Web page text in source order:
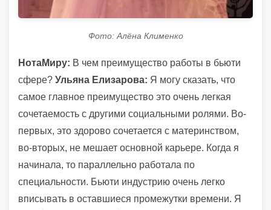
Фото: Алёна Клименко
НотаМиру: В чем преимущество работы в бьюти
сфере? Ульяна Елизарова: Я могу сказать, что
самое главное преимущество это очень легкая
сочетаемость с другими социальными ролями. Во-
первых, это здорово сочетается с материнством,
во-вторых, не мешает основной карьере. Когда я
начинала, то параллельно работала по
специальности. Бьюти индустрию очень легко
вписывать в оставшиеся промежутки времени. Я